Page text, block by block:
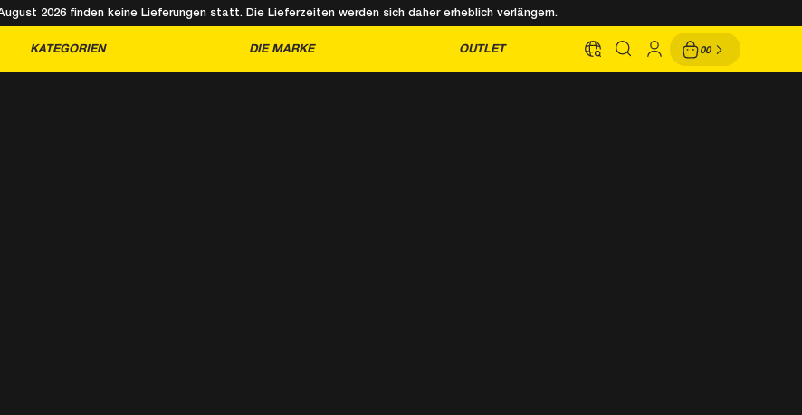
2026 finden keine Lieferungen statt. Die Lieferzeiten werden sich daher erheblich verlängern.
KATEGORIEN DIE MARKE OUTLET 00